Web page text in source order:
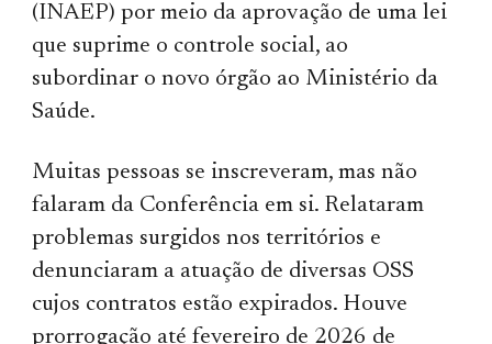
(INAEP) por meio da aprovação de uma lei
que suprime o controle social, ao
subordinar o novo órgão ao Ministério da
Saúde.
Muitas pessoas se inscreveram, mas não
falaram da Conferência em si. Relataram
problemas surgidos nos territórios e
denunciaram a atuação de diversas OSS
cujos contratos estão expirados. Houve
prorrogação até fevereiro de 2026 de